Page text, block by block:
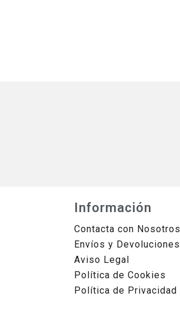
Información
Contacta con Nosotros
Envíos y Devoluciones
Aviso Legal
Política de Cookies
Política de Privacidad